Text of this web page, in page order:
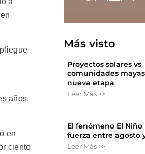
años,
en
ciento
Más visto
Proyectos solares vs
comunidades
nueva etapa
Leer Más >>
El fenómeno El Niño
fuerza entre agosto
Leer Más >>